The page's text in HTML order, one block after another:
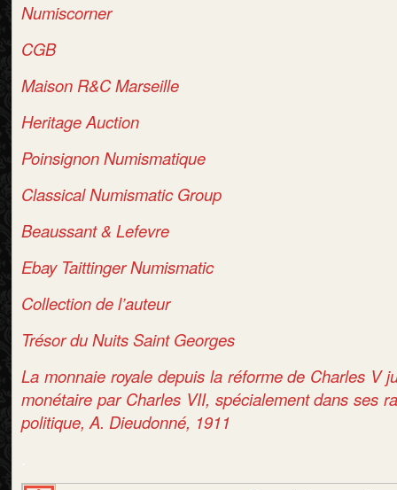
Numiscorner
CGB
Maison R&C Marseille
Heritage Auction
Poinsignon Numismatique
Classical Numismatic Group
Beaussant & Lefevre
Ebay Taittinger Numismatic
Collection de l’auteur
Trésor du Nuits Saint Georges
La monnaie royale depuis la réforme de Charles V
monétaire par Charles VII, spécialement dans ses
politique, A. Dieudonné, 1911